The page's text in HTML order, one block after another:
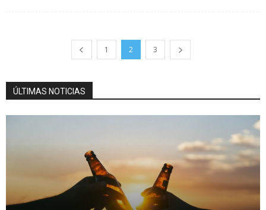
1 2 3
ÚLTIMAS NOTICIAS